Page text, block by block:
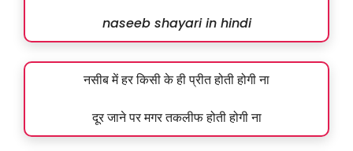
naseeb shayari in hindi
नसीब में हर किसी के ही प्रीत होती होगी ना
दूर जाने पर मगर तकलीफ होती होगी ना